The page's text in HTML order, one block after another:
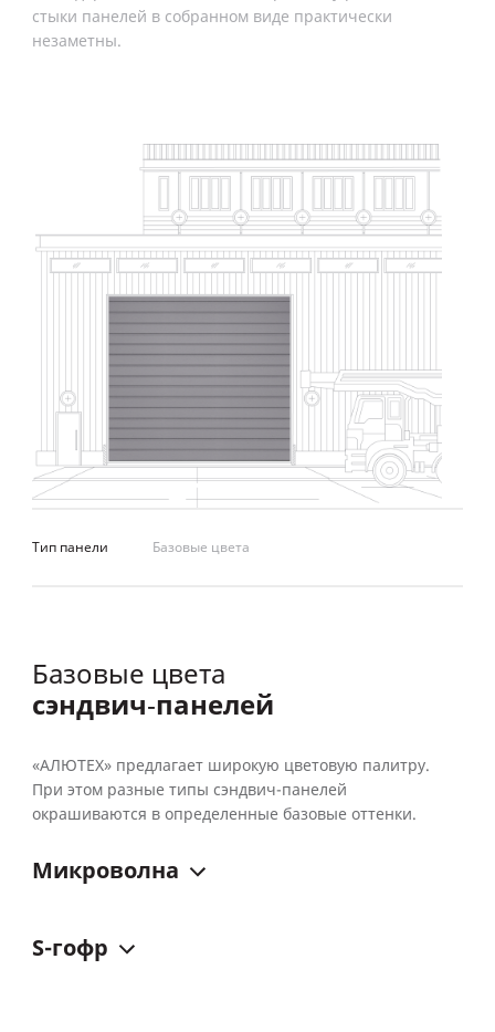
стыки панелей в собранном виде практически
незаметны.
Тип панели Базовые цвета
Базовые цвета
сэндвич‑панелей
«АЛЮТЕХ» предлагает широкую цветовую палитру.
При этом разные типы сэндвич-панелей
окрашиваются в определенные базовые оттенки.
Микроволна
S-гофр